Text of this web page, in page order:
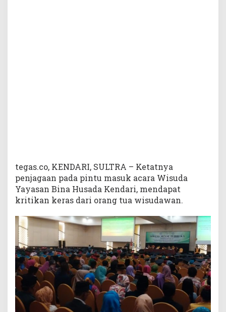
a
r
a
g
M
e
i
a
A
m
b
i
l
tegas.co, KENDARI, SULTRA – Ketatnya
penjagaan pada pintu masuk acara Wisuda
Yayasan Bina Husada Kendari, mendapat
kritikan keras dari orang tua wisudawan.